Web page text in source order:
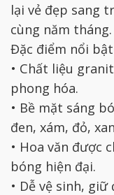
lại vẻ đẹp sang
cùng năm tháng.
Đặc điểm nổi
• Chất liệu
phong hóa.
• Bề mặt sáng
đen, xám, đỏ,
• Hoa văn được
bóng hiện đại.
• Dễ vệ sinh,